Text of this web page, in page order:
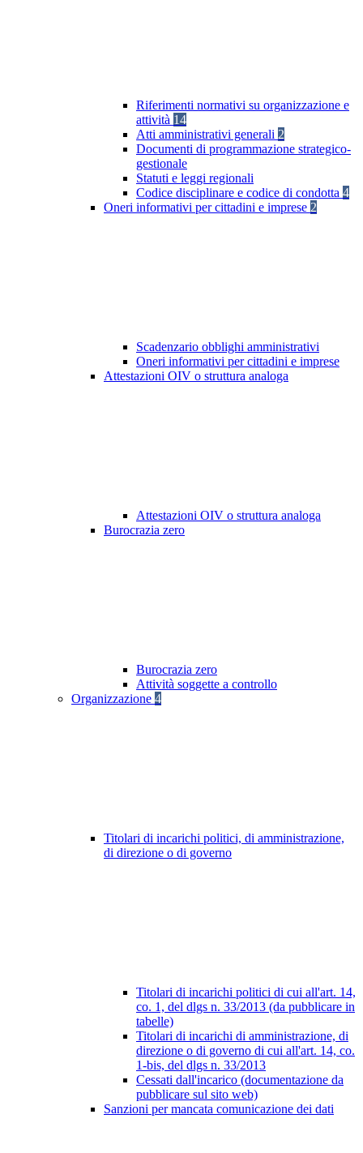
Riferimenti normativi su organizzazione e
attività 14
Atti amministrativi generali 2
Documenti di programmazione strategico-
gestionale
Statuti e leggi regionali
Codice disciplinare e codice di condotta 4
Oneri informativi per cittadini e imprese 2
Scadenzario obblighi amministrativi
Oneri informativi per cittadini e imprese
Attestazioni OIV o struttura analoga
Attestazioni OIV o struttura analoga
Burocrazia zero
Burocrazia zero
Attività soggette a controllo
Organizzazione 4
Titolari di incarichi politici, di amministrazione,
di direzione o di governo
Titolari di incarichi politici di cui all'art. 14,
co. 1, del dlgs n. 33/2013 (da pubblicare in
tabelle)
Titolari di incarichi di amministrazione, di
direzione o di governo di cui all'art. 14, co.
1-bis, del dlgs n. 33/2013
Cessati dall'incarico (documentazione da
pubblicare sul sito web)
Sanzioni per mancata comunicazione dei dati